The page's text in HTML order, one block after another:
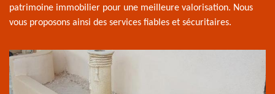
patrimoine immobilier pour une meilleure valorisation. Nous
vous proposons ainsi des services fiables et sécuritaires.